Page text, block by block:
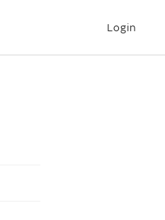
Login